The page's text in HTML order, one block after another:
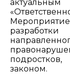
законом.